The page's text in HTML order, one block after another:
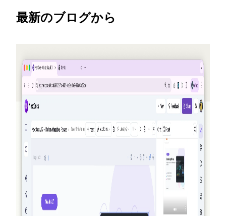
最新のブログから
友だちを紹介してクレジットを獲得 —
NextDocs v1.10
誰かがサインアップするたびにあなたとその友達の両
方にクレジットが付与される新しい紹介プログラム
— 月間最大50ドル。公開の Offers ページ、Pro+ およ
び Ultra 向けのプレミアムモデル、そして AI Memory
の振り返りも追加。
真のエージェント性を持つ NextDocs：文書